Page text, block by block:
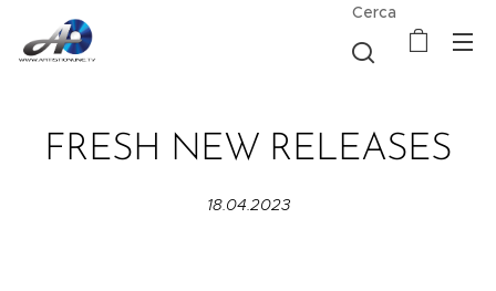
Cerca
FRESH NEW RELEASES
18.04.2023